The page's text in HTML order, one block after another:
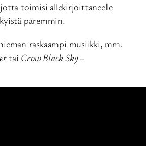
toimisi allekirjoittaneelle
paremmin.
raskaampi musiikki, mm.
tai Crow Black Sky –